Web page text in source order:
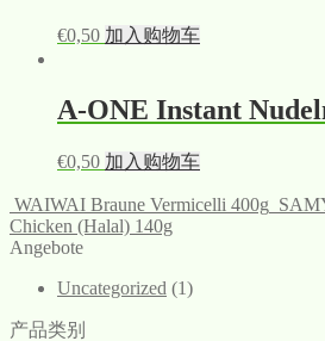
€0,50 加入购物车
A-ONE Instant
€0,50 加入购物车
WAIWAI Braune Vermicelli 400g
Chicken (Halal) 140g
Angebote
Uncategorized (1)
产品类别